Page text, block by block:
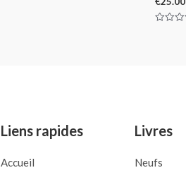
Liens rapides
Accueil
Livres
Neufs